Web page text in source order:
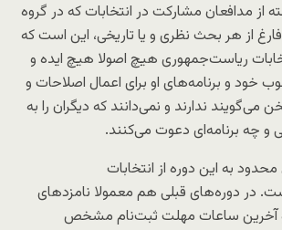
مدافعان مشارکت در انتخابات که در گروه
از هر بحث نظری و یا تاریخی، این است که
ریاست‌جمهوری هیچ اصولا هیچ ایده و
خود و برنامه‌های او برای اعمال اصلاحات و
می‌گویند ندارند و نمی‌دانند که دیگران را به
و چه برنامه‌ای دعوت می‌کنند.
به این دوره از انتخابات
در دوره‌های قبلی هم معمولا نامزدهای
و آخرین ساعات مهلت ثبت‌نام مشخص